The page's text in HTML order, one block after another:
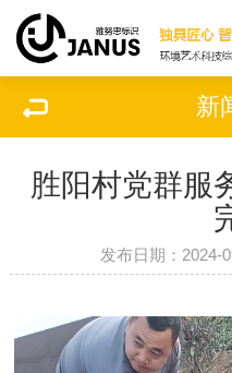
新
胜阳村党群服
发布日期：2024-